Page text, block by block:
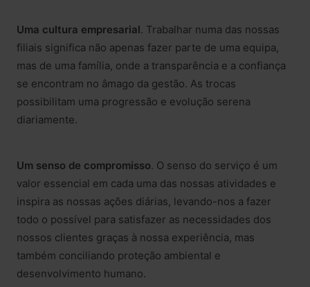
Uma cultura empresarial. Trabalhar numa das nossas
filiais significa não apenas fazer parte de uma equipa,
mas de uma família, onde a transparência e a confiança
se encontram no âmago da gestão. As trocas
possibilitam uma progressão e evolução serena
diariamente.
Um senso de compromisso. O senso do serviço é um
valor essencial em cada uma das nossas atividades e
inspira as nossas ações diárias, levando-nos a fazer
todo o possível para satisfazer as necessidades dos
nossos clientes graças à nossa experiência, mas
também conciliando proteção ambiental e
desenvolvimento humano.